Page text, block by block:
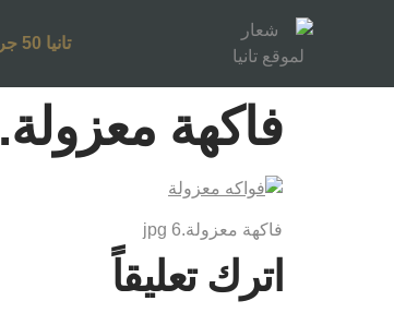
تانيا 50 جرام.
فاكهة معزولة.jpg
فاكهة معزولة.jpg 6
اترك تعليقاً